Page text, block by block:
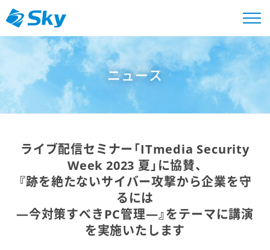
ニュース
ライブ配信セミナー「ITmedia Security
Week 2023 夏」に協賛、
『跡を絶たないサイバー攻撃から企業を守
るには
―今対策すべきPC管理―』をテーマに講演
を実施いたします